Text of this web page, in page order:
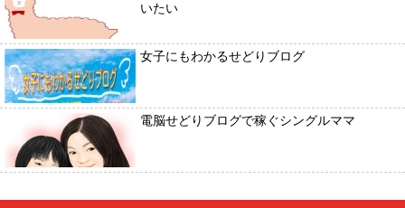
いたい
女子にもわかるせどりブログ
電脳せどりブログで稼ぐシングルママ